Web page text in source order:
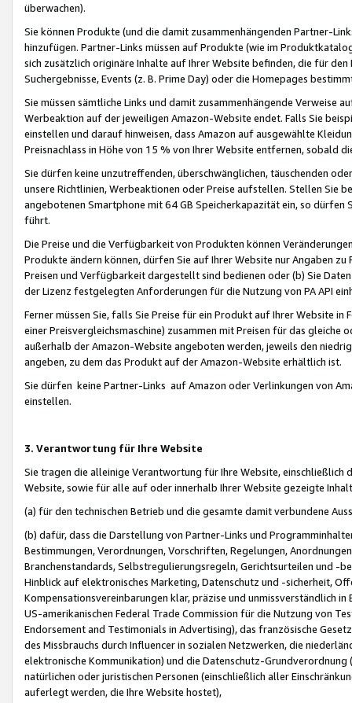
überwachen).
Sie können Produkte (und die damit zusammenhängenden Partner-
hinzufügen. Partner-Links müssen auf Produkte (wie im
sich zusätzlich originäre Inhalte auf Ihrer Website befinden, die für
Suchergebnisse, Events (z. B. Prime Day) oder die Homepages
Sie müssen sämtliche Links und damit zusammenhängende
Werbeaktion auf der jeweiligen Amazon-Website endet. Falls Sie
einstellen und darauf hinweisen, dass Amazon auf ausgewählte
Preisnachlass in Höhe von 15 % von Ihrer Website entfernen, sobald
Sie dürfen keine unzutreffenden, überschwänglichen, täuschenden
unsere Richtlinien, Werbeaktionen oder Preise aufstellen. Stellen Sie
angebotenen Smartphone mit 64 GB Speicherkapazität ein, so dürfen
führt.
Die Preise und die Verfügbarkeit von Produkten können
Produkte ändern können, dürfen Sie auf Ihrer Website nur Angaben
Preisen und Verfügbarkeit dargestellt sind bedienen oder (b) Sie
der Lizenz festgelegten Anforderungen für die Nutzung von PA API
Ferner müssen Sie, falls Sie Preise für ein Produkt auf Ihrer Website
einer Preisvergleichsmaschine) zusammen mit Preisen für das
außerhalb der Amazon-Website angeboten werden, jeweils den
angeben, zu dem das Produkt auf der Amazon-Website erhältlich ist.
Sie dürfen keine Partner-Links auf Amazon oder Verlinkungen von
einstellen.
3. Verantwortung für Ihre Website
Sie tragen die alleinige Verantwortung für Ihre Website,
Website, sowie für alle auf oder innerhalb Ihrer Website gezeigte
(a) für den technischen Betrieb und die gesamte damit verbundene
(b) dafür, dass die Darstellung von Partner-Links und
Bestimmungen, Verordnungen, Vorschriften, Regelungen,
Branchenstandards, Selbstregulierungsregeln, Gerichtsurteilen und -
Hinblick auf elektronisches Marketing, Datenschutz und -sicherheit,
Kompensationsvereinbarungen klar, präzise und unmissverständlich
US-amerikanischen Federal Trade Commission für die Nutzung von
Endorsement and Testimonials in Advertising), das französische
des Missbrauchs durch Influencer in sozialen Netzwerken, die
elektronische Kommunikation) und die Datenschutz-
natürlichen oder juristischen Personen (einschließlich aller
auferlegt werden, die Ihre Website hostet),